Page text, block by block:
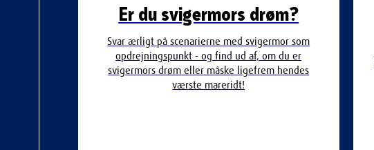
Er du svigermors drøm?
Svar ærligt på scenarierne med svigermor som
opdrejningspunkt - og find ud af, om du er
svigermors drøm eller måske ligefrem hendes
værste mareridt!